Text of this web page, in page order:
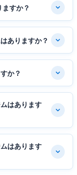
すか？
ありますか？
か？
はあります
はあります